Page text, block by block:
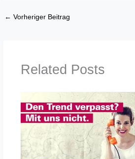
← Vorheriger Beitrag
Related Posts